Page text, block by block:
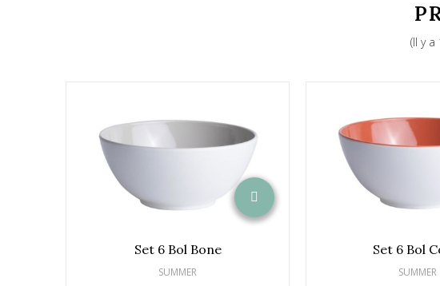
(Il y
Set 6 Bol Bone
SUMMER
Set 6 Bol
SUMMER